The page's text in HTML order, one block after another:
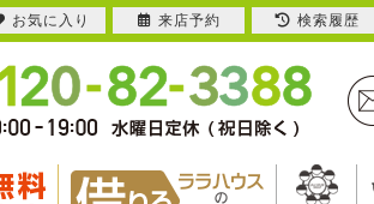
お気に入り 来店予約 検索履歴